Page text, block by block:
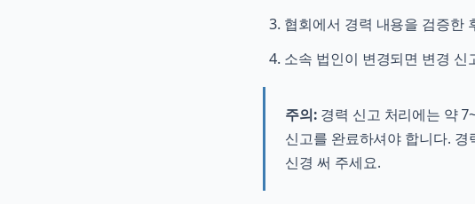
협회에서 경력 내용을 검증한
소속 법인이 변경되면 변경 신
주의:경력 신고 처리에는 약
신고를 완료하셔야 합니다.
신경 써 주세요.